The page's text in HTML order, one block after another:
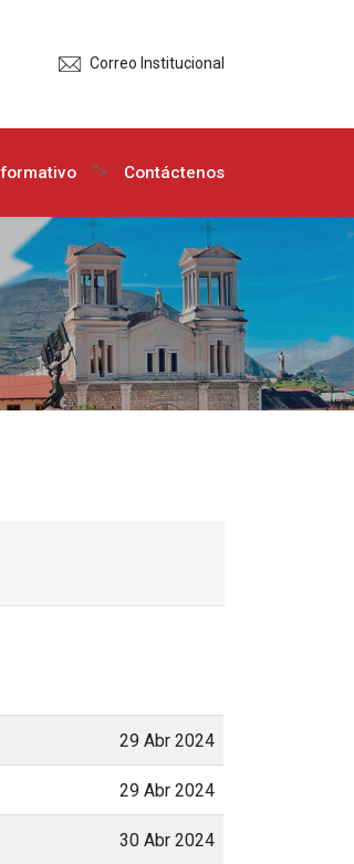
Correo Institucional
"> Contáctenos
29 Abr 2024
29 Abr 2024
30 Abr 2024